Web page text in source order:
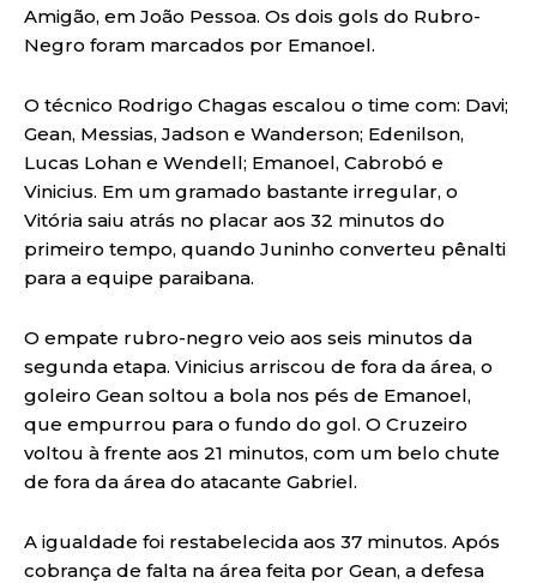
Amigão, em João Pessoa. Os dois gols do Rubro-
Negro foram marcados por Emanoel.
O técnico Rodrigo Chagas escalou o time com: Davi;
Gean, Messias, Jadson e Wanderson; Edenilson,
Lucas Lohan e Wendell; Emanoel, Cabrobó e
Vinicius. Em um gramado bastante irregular, o
Vitória saiu atrás no placar aos 32 minutos do
primeiro tempo, quando Juninho converteu pênalti
para a equipe paraibana.
O empate rubro-negro veio aos seis minutos da
segunda etapa. Vinicius arriscou de fora da área, o
goleiro Gean soltou a bola nos pés de Emanoel,
que empurrou para o fundo do gol. O Cruzeiro
voltou à frente aos 21 minutos, com um belo chute
de fora da área do atacante Gabriel.
A igualdade foi restabelecida aos 37 minutos. Após
cobrança de falta na área feita por Gean, a defesa